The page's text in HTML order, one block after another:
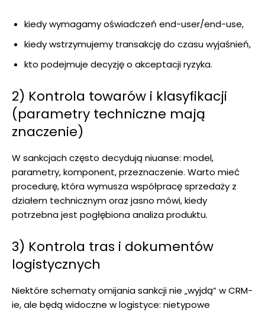
kiedy wymagamy oświadczeń end-user/end-use,
kiedy wstrzymujemy transakcję do czasu wyjaśnień,
kto podejmuje decyzję o akceptacji ryzyka.
2) Kontrola towarów i klasyfikacji
(parametry techniczne mają
znaczenie)
W sankcjach często decydują niuanse: model,
parametry, komponent, przeznaczenie. Warto mieć
procedurę, która wymusza współpracę sprzedaży z
działem technicznym oraz jasno mówi, kiedy
potrzebna jest pogłębiona analiza produktu.
3) Kontrola tras i dokumentów
logistycznych
Niektóre schematy omijania sankcji nie „wyjdą” w CRM-
ie, ale będą widoczne w logistyce: nietypowe